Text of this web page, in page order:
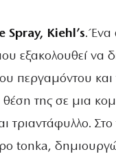
Spray, Kiehl’s. Ένα
εξακολουθεί να
περγαμόντου και
θέση της σε μια
τριαντάφυλλο.
tonka,